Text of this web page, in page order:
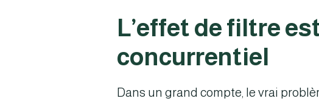
L’effet de filtre
concurrentiel
Dans un grand compte, le vrai